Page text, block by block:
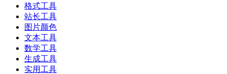
格式工具
站长工具
图片颜色
文本工具
数学工具
生成工具
实用工具